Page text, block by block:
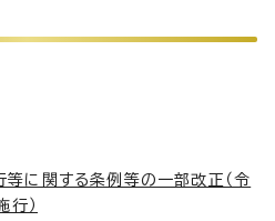
に関する条例等の一部改正（令
）